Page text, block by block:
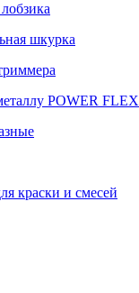
шкурка
POWER FLEX
краски и смесей